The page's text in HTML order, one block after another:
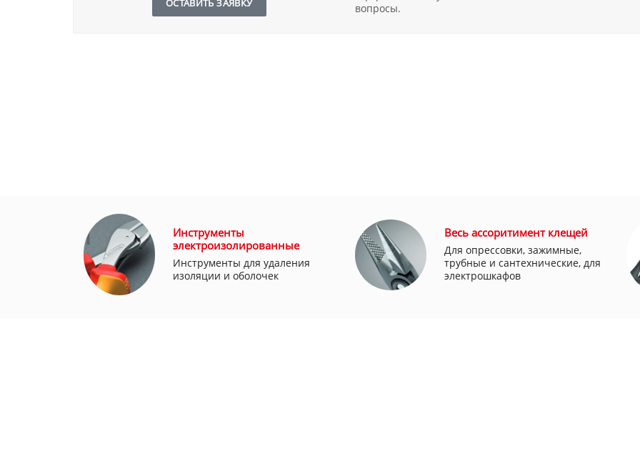
ОСТАВИТЬ ЗАЯВКУ
вопросы.
Инструменты
электроизолированные
Инструменты для удаления
изоляции и оболочек
Весь ассоритимент клещей
Для опрессовки, зажимные,
трубные и сантехнические, для
электрошкафов